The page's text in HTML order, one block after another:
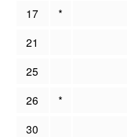
17 *
21
25
26
*
30